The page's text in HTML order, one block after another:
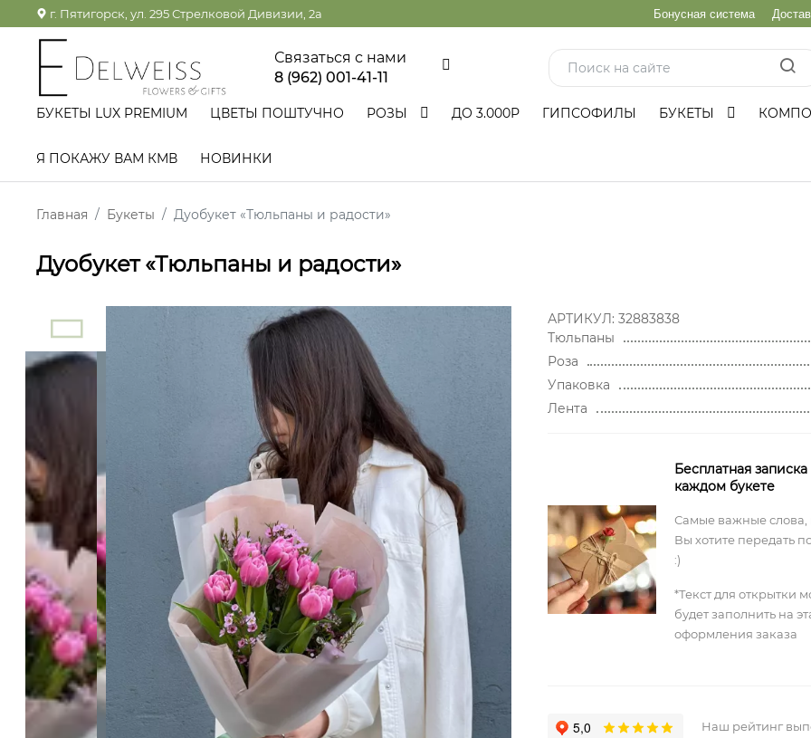
г. Пятигорск, ул. 295 Стрелковой Дивизии, 2а Бонусная система
Связаться с нами
8 (962) 001-41-11
БУКЕТЫ LUX PREMIUM ЦВЕТЫ ПОШТУЧНО РОЗЫ ДО 3.000Р ГИПСОФИЛЫ БУКЕТЫ
Я ПОКАЖУ ВАМ КМВ НОВИНКИ
Главная Букеты Дуобукет «Тюльпаны и радости»
Дуобукет «Тюльпаны и радости»
АРТИКУЛ: 32883838
Тюльпаны
Роза
Упаковка
Лента
Бесплатная записка
каждом букете
Самые важные слова,
Вы хотите передать
:)
*Текст для открытки
будет заполнить на
оформления заказа
Наш рейтинг